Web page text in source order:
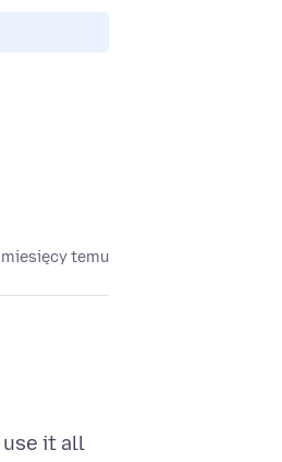
miesięcy temu
it all